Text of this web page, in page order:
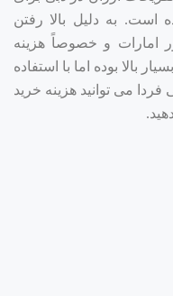
است. به دلیل بالا رفتن
امارات و خصوصاً هزینه
بالا بوده اما با استفاده
می توانید هزینه خرید